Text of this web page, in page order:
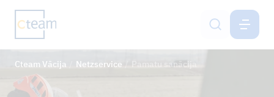
Gaisvadu līniju būvniecība
VĀCIJA
Cteam Vācija Netzservice Pamatu sanācija